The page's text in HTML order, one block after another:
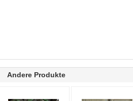
Andere Produkte